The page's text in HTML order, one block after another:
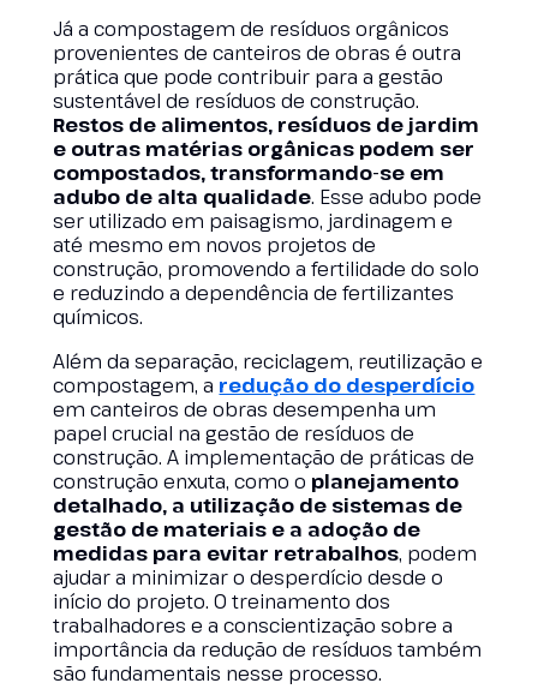
Já a compostagem de resíduos orgânicos
provenientes de canteiros de obras é outra
prática que pode contribuir para a gestão
sustentável de resíduos de construção.
Restos de alimentos, resíduos de jardim
e outras matérias orgânicas podem ser
compostados, transformando-se em
adubo de alta qualidade. Esse adubo pode
ser utilizado em paisagismo, jardinagem e
até mesmo em novos projetos de
construção, promovendo a fertilidade do solo
e reduzindo a dependência de fertilizantes
químicos.
Além da separação, reciclagem, reutilização e
compostagem, a redução do desperdício
em canteiros de obras desempenha um
papel crucial na gestão de resíduos de
construção. A implementação de práticas de
construção enxuta, como o planejamento
detalhado, a utilização de sistemas de
gestão de materiais e a adoção de
medidas para evitar retrabalhos, podem
ajudar a minimizar o desperdício desde o
início do projeto. O treinamento dos
trabalhadores e a conscientização sobre a
importância da redução de resíduos também
são fundamentais nesse processo.